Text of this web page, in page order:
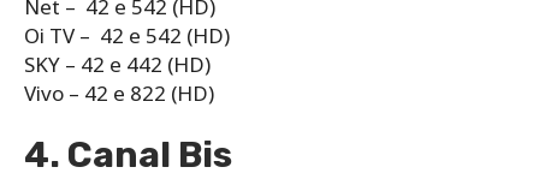
Net – 42 e 542 (HD)
Oi TV – 42 e 542 (HD)
SKY – 42 e 442 (HD)
Vivo – 42 e 822 (HD)
4. Canal Bis